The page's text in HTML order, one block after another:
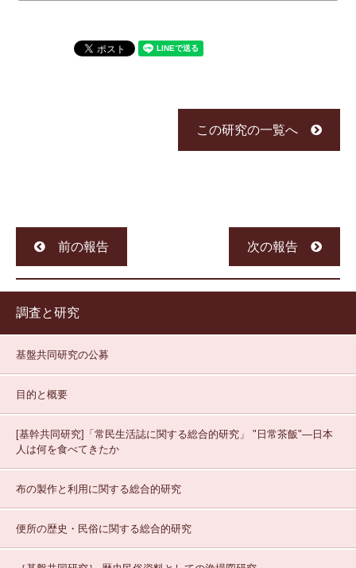
この研究の一覧へ
前の報告 次の報告
調査と研究
基盤共同研究の公募
目的と概要
[基幹共同研究]「常民生活誌に関する総合的研究」
"日常茶飯"—日本
人は何を食べてきたか
布の製作と利用に関する総合的研究
便所の歴史・民俗に関する総合的研究